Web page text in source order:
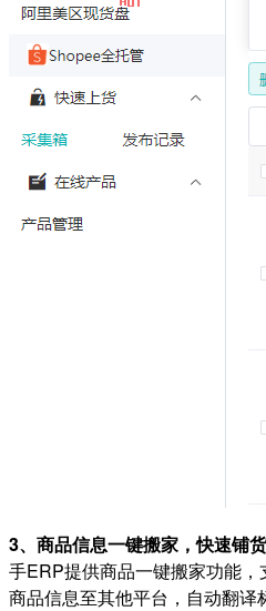
3、商品信息一键搬家，快速铺货
手ERP提供商品一键搬家功能
商品信息至其他平台，自动翻译